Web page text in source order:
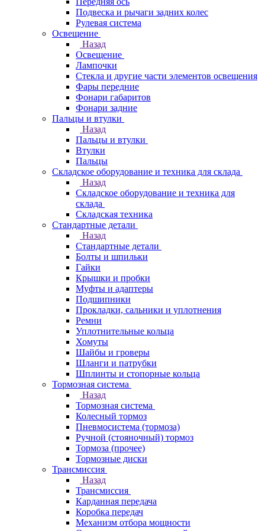
Подвеска и рычаги задних колес
Рулевая система
Освещение
Назад
Освещение
Лампочки
Стекла и другие части элементов освещения
Фары передние
Фонари габаритов
Фонари задние
Пальцы и втулки
Назад
Пальцы и втулки
Втулки
Пальцы
Складское оборудование и техника для склада
Назад
Складское оборудование и техника для
склада
Складская техника
Стандартные детали
Назад
Стандартные детали
Болты и шпильки
Гайки
Крышки и пробки
Муфты и адаптеры
Подшипники
Прокладки, сальники и уплотнения
Ремни
Уплотнительные кольца
Хомуты
Шайбы и гроверы
Шланги и патрубки
Шплинты и стопорные кольца
Тормозная система
Назад
Тормозная система
Колесный тормоз
Пневмосиcтема (тормоза)
Ручной (стояночный) тормоз
Тормоза (прочее)
Тормозные диски
Трансмиссия
Назад
Трансмиссия
Карданная передача
Коробка передач
Механизм отбора мощности